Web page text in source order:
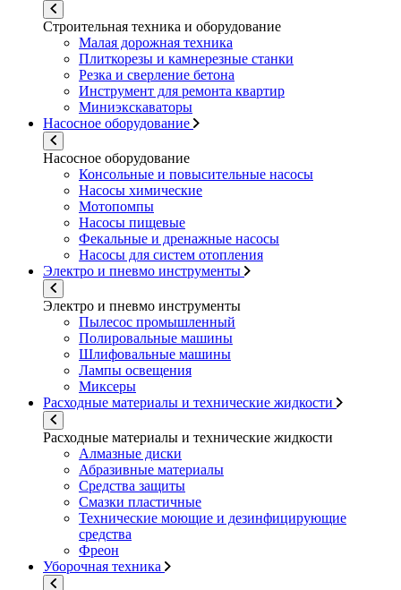
Строительная техника и оборудование
Малая дорожная техника
Плиткорезы и камнерезные станки
Резка и сверление бетона
Инструмент для ремонта квартир
Миниэкскаваторы
Насосное оборудование
Насосное оборудование
Консольные и повысительные насосы
Насосы химические
Мотопомпы
Насосы пищевые
Фекальные и дренажные насосы
Насосы для систем отопления
Электро и пневмо инструменты
Электро и пневмо инструменты
Пылесос промышленный
Полировальные машины
Шлифовальные машины
Лампы освещения
Миксеры
Расходные материалы и технические жидкости
Расходные материалы и технические жидкости
Алмазные диски
Абразивные материалы
Средства защиты
Смазки пластичные
Технические моющие и дезинфицирующие
средства
Фреон
Уборочная техника